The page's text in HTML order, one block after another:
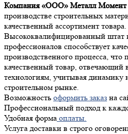
Компания «ООО» Металл Момент
производстве строительных
качественный ассортимент товара.
Высококвалифицированный штат
профессионалов способствует
производственного процесса, что
качественный товар,
технологиям, учитывая динамику
строительном рынке.
Возможность оформить заказ на
Профессиональный подход к
Удобная форма оплаты.
Услуга доставки в строго